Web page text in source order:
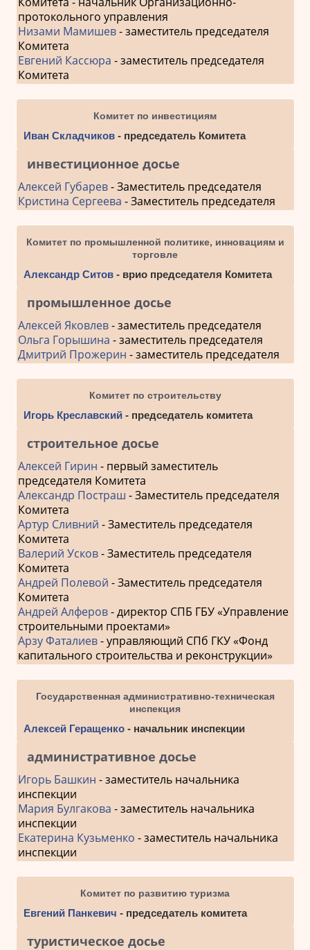
протокольного управления
Низами Мамишев- заместитель председателя
Комитета
Евгений Кассюра - заместитель председателя
Комитета
Комитет по инвестициям
Иван Складчиков- председатель Комитета
инвестиционное досье
Алексей Губарев- Заместитель председателя
Кристина Сергеева - Заместитель председателя
Комитет по промышленной политике, инновациям и
торговле
Александр Ситов- врио председателя Комитета
промышленное досье
Алексей Яковлев- заместитель председателя
Ольга Горышина - заместитель председателя
Дмитрий Прожерин - заместитель председателя
Комитет по строительству
Игорь Креславский - председатель комитета
строительное досье
Алексей Гирин - первый заместитель
председателя Комитета
Александр Постраш - Заместитель председателя
Комитета
Артур Сливний - Заместитель председателя
Комитета
Валерий Усков- Заместитель председателя
Комитета
Андрей Полевой - Заместитель председателя
Комитета
Андрей Алферов- директор СПБ ГБУ «Управление
строительными проектами»
Арзу Фаталиев- управляющий СПб ГКУ «Фонд
капитального строительства и реконструкции»
Государственная административно-техническая
инспекция
Алексей Геращенко- начальник инспекции
административное досье
Игорь Башкин - заместитель начальника
инспекции
Мария Булгакова - заместитель начальника
инспекции
Екатерина Кузьменко - заместитель начальника
инспекции
Комитет по развитию туризма
Евгений Панкевич - председатель комитета
туристическое досье